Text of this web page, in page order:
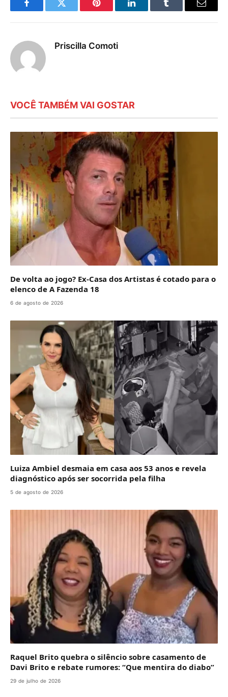
FacebookTwitter Pinterest LinkedInTumblr
E-
Priscilla Comoti
VOCÊ TAMBÉM VAI GOSTAR
De volta ao jogo? Ex-Casa dos Artistas é cotado para o
elenco de A Fazenda 18
6 de agosto de 2026
Luiza Ambiel desmaia em casa aos 53 anos e revela
diagnóstico após ser socorrida pela filha
5 de agosto de 2026
Raquel Brito quebra o silêncio sobre casamento de
Davi Brito e rebate rumores: “Que mentira do diabo”
29 de julho de 2026